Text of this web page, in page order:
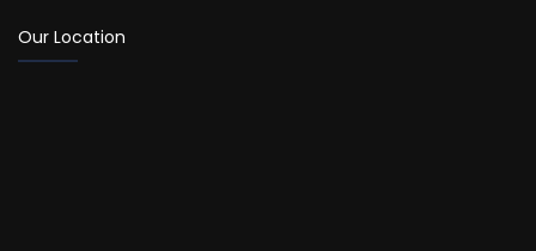
Our Location